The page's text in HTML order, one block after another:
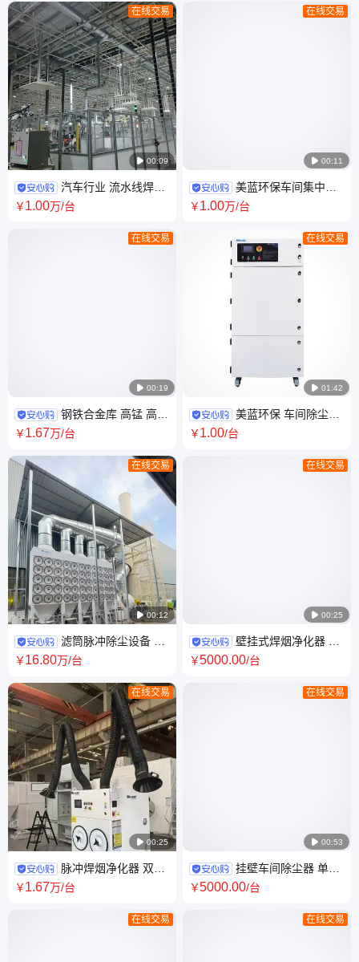
 00:09
在线交易
汽车行业 流水线焊接
切割 打磨抛光 横插滤筒式除尘
￥1.00万/台
 00:19
在线交易
钢铁合金库 高锰 高钛
石墨切削等特殊粉尘 防爆除尘
￥1.67万/台
 00:12
在线交易
滤筒脉冲除尘设备 车
间集中除尘器中央除尘设备 大
￥16.80万/台
 00:25
在线交易
脉冲焊烟净化器 双臂/
单臂 移动式烟尘除尘器 单/双工
￥1.67万/台
在线交易
 00:11
在线交易
美蓝环保车间集中除
尘焊烟焊接使用MLWF5500H-
￥1.00万/台
 01:42
在线交易
美蓝环保 车间除尘高
效烟雾净化器MLWF100/360烟
￥1.00/台
 00:25
在线交易
壁挂式焊烟净化器 挂
壁车间除尘器 外置骨架旋转焊
￥5000.00/台
 00:53
在线交易
挂壁车间除尘器 单双
臂壁挂式手工焊锡焊净化器除
￥5000.00/台
在线交易